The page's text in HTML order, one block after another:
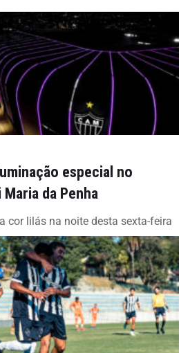
especial no
da Penha
cor lilás na noite desta sexta-feira